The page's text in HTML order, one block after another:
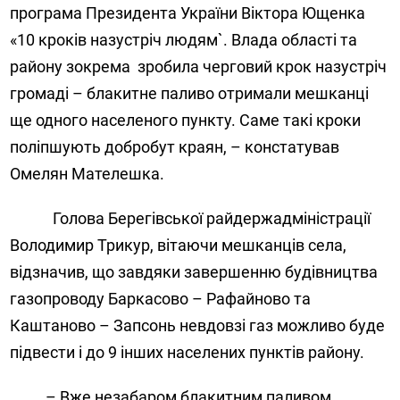
програма Президента України Віктора Ющенка
«10 кроків назустріч людям`. Влада області та
району зокрема зробила черговий крок назустріч
громаді – блакитне паливо отримали мешканці
ще одного населеного пункту. Саме такі кроки
поліпшують добробут краян, – констатував
Омелян Мателешка.
Голова Берегівської райдержадміністрації
Володимир Трикур, вітаючи мешканців села,
відзначив, що завдяки завершенню будівництва
газопроводу Баркасово – Рафайново та
Каштаново – Запсонь невдовзі газ можливо буде
підвести і до 9 інших населених пунктів району.